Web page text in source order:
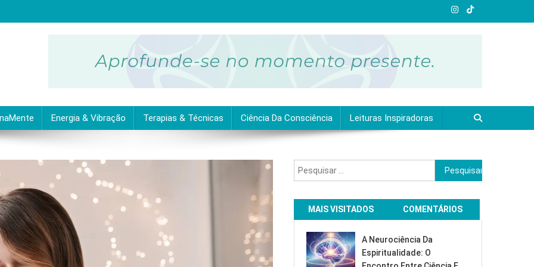
as melhores dicas práticas para uma vida equilibrada e plena.
Energia & Vibração Terapias & Técnicas Ciência Da Consciência Leituras Inspiradoras
Pesquisar
por:
MAIS VISITADOS COMENTÁRIOS
A Neurociência Da
Espiritualidade: O